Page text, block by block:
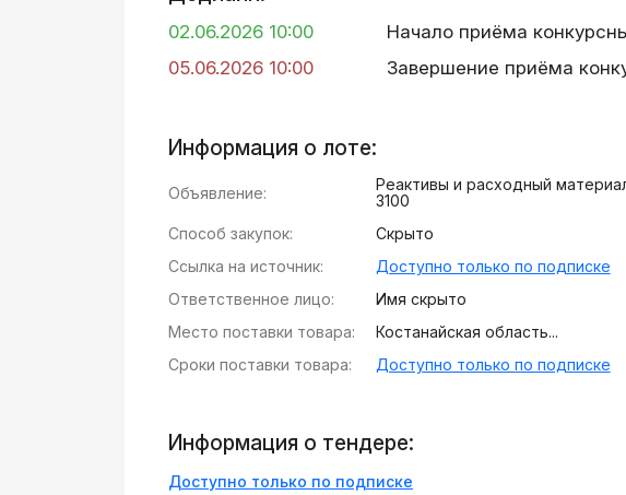
02.06.2026 10:00
Начало приёма
05.06.2026 10:00
Завершение приёма
Информация о лоте:
Объявление:
Реактивы и расходный
3100
Способ закупок:
Скрыто
Ссылка на источник:
Доступно только по подписке
Ответственное лицо:
Имя скрыто
Место поставки товара:
Костанайская область...
Сроки поставки товара:
Доступно только по подписке
Информация о тендере:
Доступно только по подписке